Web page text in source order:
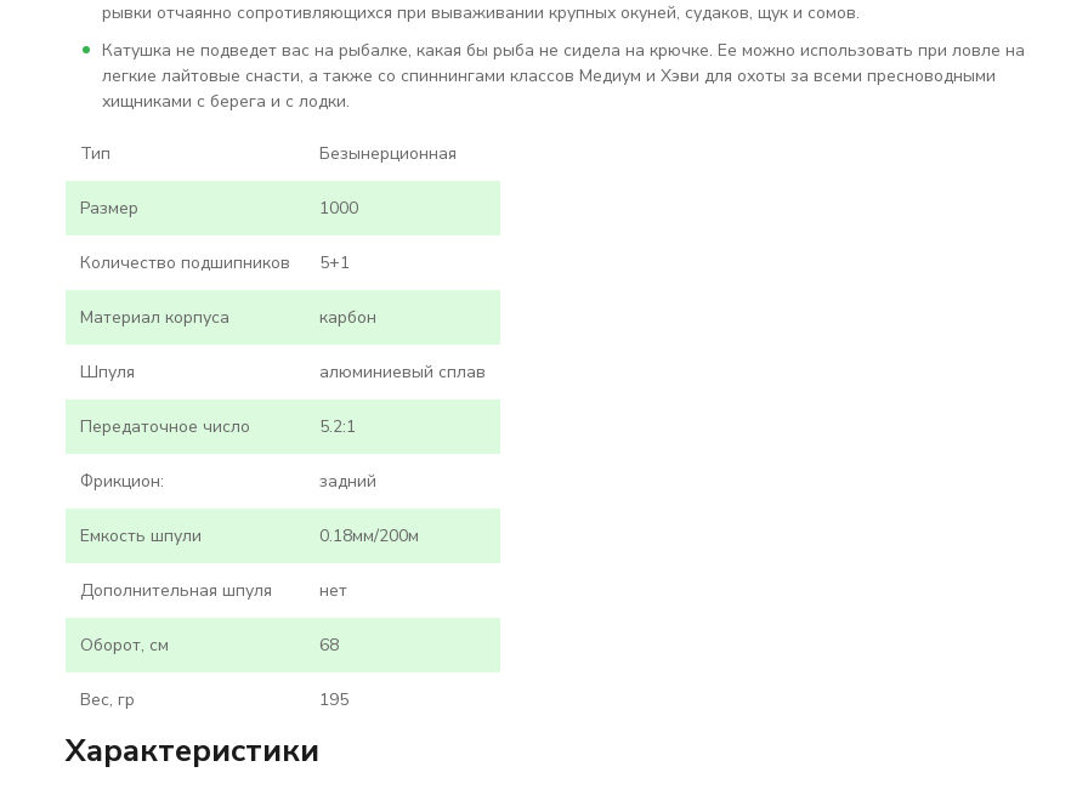
рывки отчаянно сопротивляющихся при вываживании крупных окуней, судаков, щук и сомов.
Катушка не подведет вас на рыбалке, какая бы рыба не сидела на крючке. Ее можно использовать при ловле на
легкие лайтовые снасти, а также со спиннингами классов Медиум и Хэви для охоты за всеми пресноводными
хищниками с берега и с лодки.
Тип Безынерционная
Размер 1000
Количество подшипников 5+1
Материал корпуса карбон
Шпуля алюминиевый сплав
Передаточное число 5.2:1
Фрикцион: задний
Емкость шпули 0.18мм/200м
Дополнительная шпуля нет
Оборот, см 68
Вес, гр 195
Характеристики